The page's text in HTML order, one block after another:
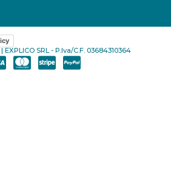
EXPLICO SRL - P.Iva/C.F. 03684310364